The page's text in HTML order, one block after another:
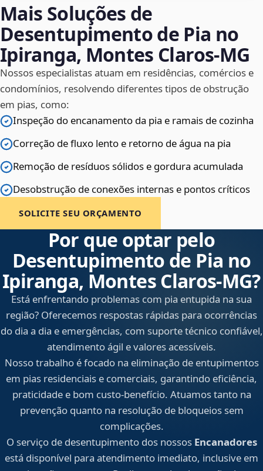
Mais Soluções de
Desentupimento de Pia no
Ipiranga, Montes Claros‑MG
Nossos especialistas atuam em residências, comércios e
condomínios, resolvendo diferentes tipos de obstrução
em pias, como:
Inspeção do encanamento da pia e ramais de cozinha
Correção de fluxo lento e retorno de água na pia
Remoção de resíduos sólidos e gordura acumulada
Desobstrução de conexões internas e pontos críticos
SOLICITE SEU ORÇAMENTO
Por que optar pelo
Desentupimento de Pia no
Ipiranga, Montes Claros‑MG?
Está enfrentando problemas com pia entupida na sua
região? Oferecemos respostas rápidas para ocorrências
do dia a dia e emergências, com suporte técnico confiável,
atendimento ágil e valores acessíveis.
Nosso trabalho é focado na eliminação de entupimentos
em pias residenciais e comerciais, garantindo eficiência,
praticidade e bom custo-benefício. Atuamos tanto na
prevenção quanto na resolução de bloqueios sem
complicações.
O serviço de desentupimento dos nossos Encanadores
está disponível para atendimento imediato, inclusive em